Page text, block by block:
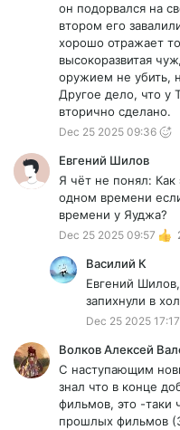
он подорвался на
втором его
хорошо отражает
высокоразвитая
оружием не убить,
Другое дело, что у
вторично сделано.
Dec 25 2025 09:36
Евгений Шилов
Я чёт не понял: Как
одном времени
времени у Яуджа?
Dec 25 2025 09:57
Василий К
Евгений
запихнули в
Dec 25 2025 17:17
Волков Алексей
С наступающим
знал что в конце
фильмов, это -таки
прошлых фильмов